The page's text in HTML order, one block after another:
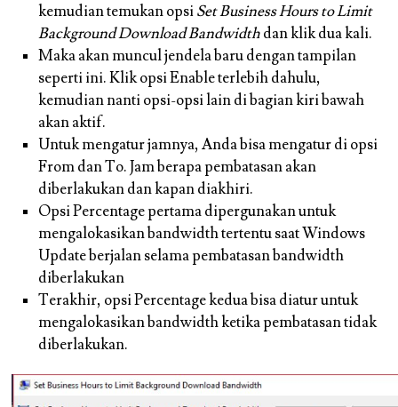
kemudian temukan opsiSet Business Hours to Limit
Background Download Bandwidthdan klik dua kali.
Maka akan muncul jendela baru dengan tampilan
seperti ini. Klik opsi Enable terlebih dahulu,
kemudian nanti opsi-opsi lain di bagian kiri bawah
akan aktif.
Untuk mengatur jamnya, Anda bisa mengatur di opsi
From dan To. Jam berapa pembatasan akan
diberlakukan dan kapan diakhiri.
Opsi Percentage pertama dipergunakan untuk
mengalokasikan bandwidth tertentu saat Windows
Update berjalan selama pembatasan bandwidth
diberlakukan
Terakhir, opsi Percentage kedua bisa diatur untuk
mengalokasikan bandwidth ketika pembatasan tidak
diberlakukan.